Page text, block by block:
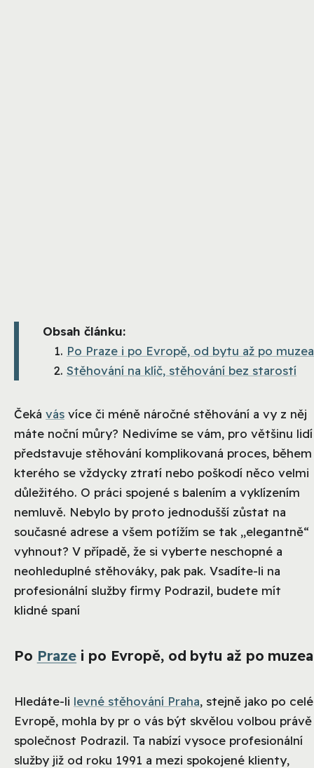
Obsah článku:
Po Praze i po Evropě, od bytu až po muzea
Stěhování na klíč, stěhování bez starostí
Čeká vás více či méně náročné stěhování a vy z něj
máte noční můry? Nedivíme se vám, pro většinu lidí
představuje stěhování komplikovaná proces, během
kterého se vždycky ztratí nebo poškodí něco velmi
důležitého. O práci spojené s balením a vyklízením
nemluvě. Nebylo by proto jednodušší zůstat na
současné adrese a všem potížím se tak „elegantně“
vyhnout? V případě, že si vyberte neschopné a
neohleduplné stěhováky, pak pak. Vsadíte-li na
profesionální služby firmy Podrazil, budete mít
klidné spaní
Po Praze i po Evropě, od bytu až po muzea
Hledáte-li levné stěhování Praha, stejně jako po celé
Evropě, mohla by pr o vás být skvělou volbou právě
společnost Podrazil. Ta nabízí vysoce profesionální
služby již od roku 1991 a mezi spokojené klienty,